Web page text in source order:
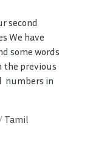
second
We have
some words
previous
numbers in
Tamil